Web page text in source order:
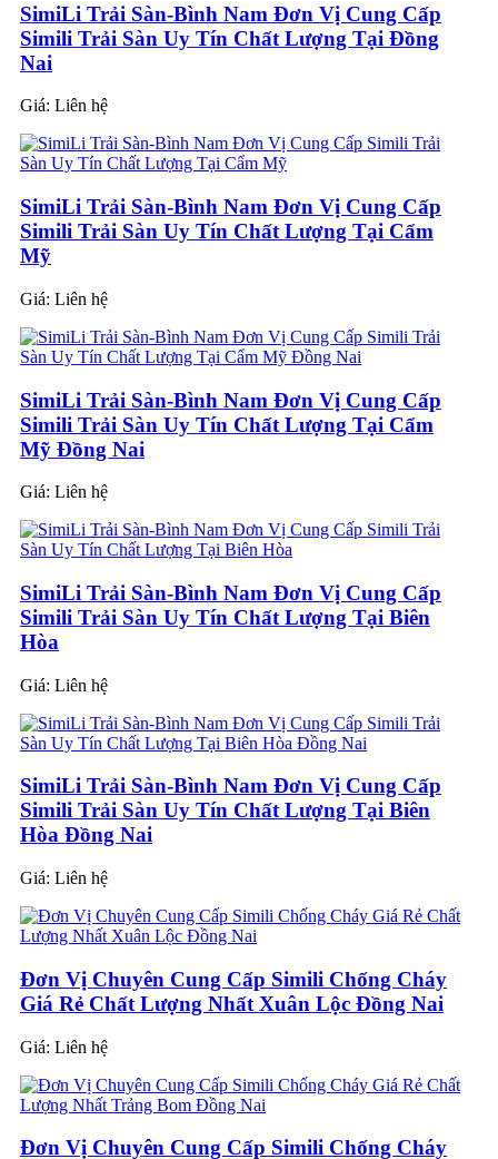
SimiLi Trải Sàn-Bình Nam Đơn Vị Cung Cấp
Simili Trải Sàn Uy Tín Chất Lượng Tại Đồng
Nai
Giá: Liên hệ
SimiLi Trải Sàn-Bình Nam Đơn Vị Cung Cấp
Simili Trải Sàn Uy Tín Chất Lượng Tại Cẩm
Mỹ
Giá: Liên hệ
SimiLi Trải Sàn-Bình Nam Đơn Vị Cung Cấp
Simili Trải Sàn Uy Tín Chất Lượng Tại Cẩm
Mỹ Đồng Nai
Giá: Liên hệ
SimiLi Trải Sàn-Bình Nam Đơn Vị Cung Cấp
Simili Trải Sàn Uy Tín Chất Lượng Tại Biên
Hòa
Giá: Liên hệ
SimiLi Trải Sàn-Bình Nam Đơn Vị Cung Cấp
Simili Trải Sàn Uy Tín Chất Lượng Tại Biên
Hòa Đồng Nai
Giá: Liên hệ
Đơn Vị Chuyên Cung Cấp Simili Chống Cháy
Giá Rẻ Chất Lượng Nhất Xuân Lộc Đồng Nai
Giá: Liên hệ
Đơn Vị Chuyên Cung Cấp Simili Chống Cháy